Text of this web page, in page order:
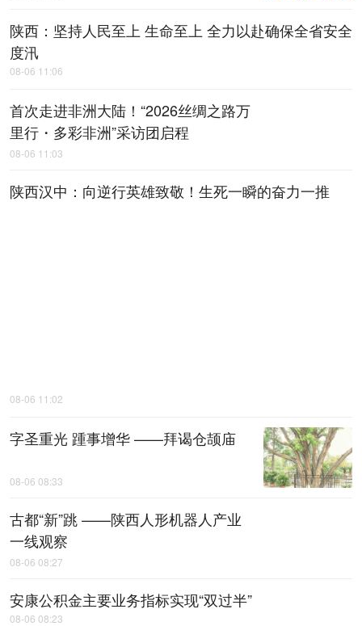
陕西：坚持人民至上 生命至上 全力以赴确保全省安全
度汛
08-06 11:06
首次走进非洲大陆！“2026丝绸之路万
里行・多彩非洲”采访团启程
08-06 11:03
陕西汉中：向逆行英雄致敬！生死一瞬的奋力一推
08-06 11:02
字圣重光 踵事增华 ——拜谒仓颉庙
08-06 08:33
古都“新”跳 ——陕西人形机器人产业
一线观察
08-06 08:27
安康公积金主要业务指标实现“双过半”
08-06 08:23